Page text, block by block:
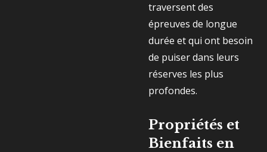
traversent des
épreuves de longue
durée et qui ont besoin
de puiser dans leurs
réserves les plus
profondes.
Propriétés et
Bienfaits en